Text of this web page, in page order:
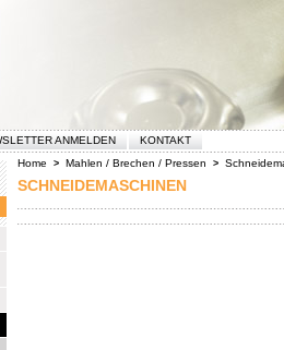
ANMELDEN KONTAKT
Home > Mahlen / Brechen / Pressen >
SCHNEIDEMASCHINEN